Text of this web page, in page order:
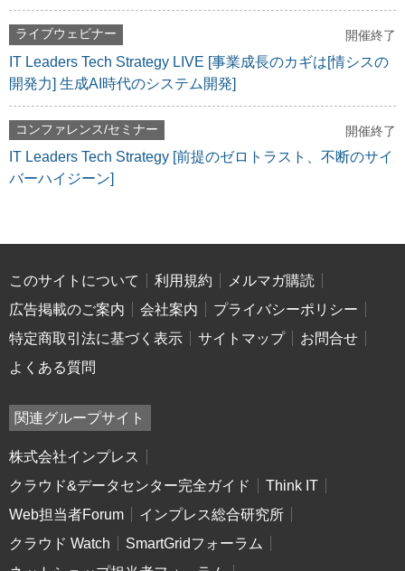
ライブウェビナー 開催終了
IT Leaders Tech Strategy LIVE [事業成長のカギは[情シスの
開発力] 生成AI時代のシステム開発]
コンファレンス/セミナー 開催終了
IT Leaders Tech Strategy [前提のゼロトラスト、不断のサイ
バーハイジーン]
このサイトについて 利用規約
メルマガ購読
広告掲載のご案内
会社案内
プライバシーポリシー
特定商取引法に基づく表示
サイトマップ
お問合せ
よくある質問
関連グループサイト
株式会社インプレス
クラウド&データセンター完全ガイド
Think IT
Web担当者Forum
インプレス総合研究所
クラウド Watch
SmartGridフォーラム